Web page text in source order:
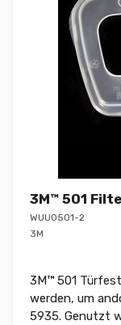
3M™ 501
WUU0501-2
3M
3M™ 501
werden, um
5935. Genutzt